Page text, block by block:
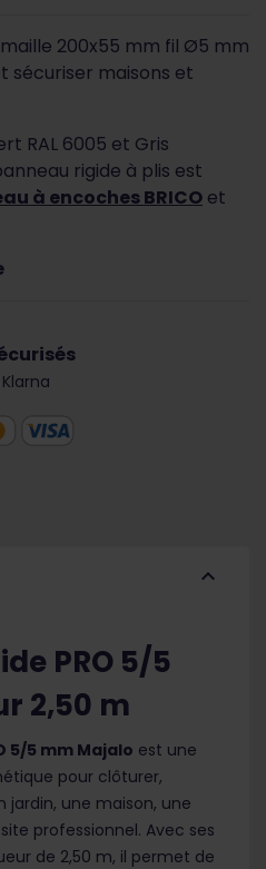
maille 200x55 mm fil Ø5 mm
sécuriser maisons et
RAL 6005 et Gris
rigide à plis est
à encoches BRICO et
expand_less
PRO 5/5
2,50 m
5/5 mm Majalo est une
pour clôturer,
jardin, une maison, une
professionnel. Avec ses
de 2,50 m, il permet de